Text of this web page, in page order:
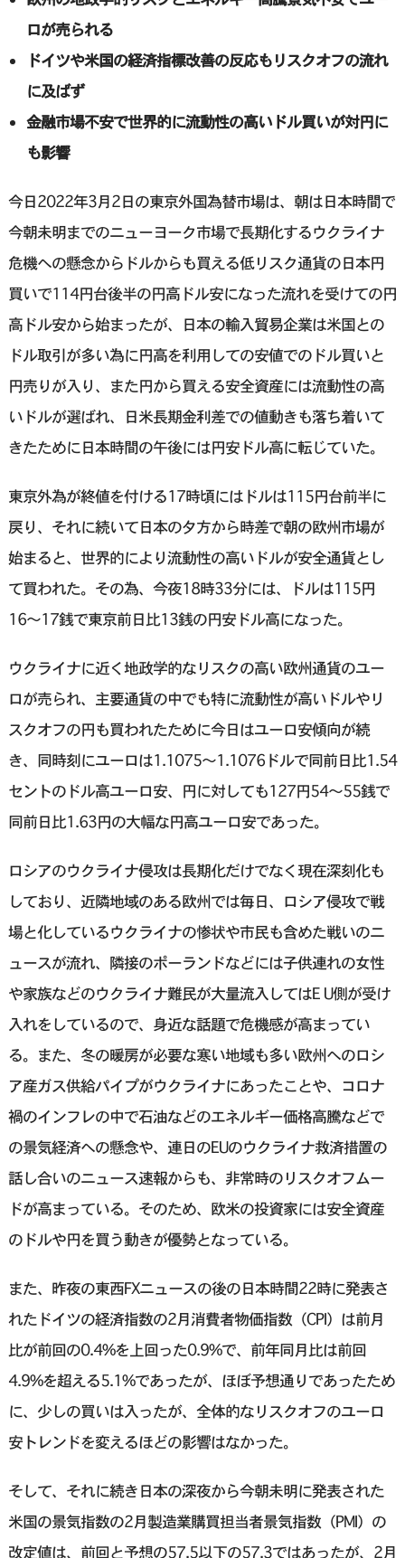
ロが売られる
ドイツや米国の経済指標改善の反応もリスクオフの流れ
に及ばず
金融市場不安で世界的に流動性の高いドル買いが対円に
も影響
今日2022年3月2日の東京外国為替市場は、朝は日本時間で
今朝未明までのニューヨーク市場で長期化するウクライナ
危機への懸念からドルからも買える低リスク通貨の日本円
買いで114円台後半の円高ドル安になった流れを受けての円
高ドル安から始まったが、日本の輸入貿易企業は米国との
ドル取引が多い為に円高を利用しての安値でのドル買いと
円売りが入り、また円から買える安全資産には流動性の高
いドルが選ばれ、日米長期金利差での値動きも落ち着いて
きたために日本時間の午後には円安ドル高に転じていた。
東京外為が終値を付ける17時頃にはドルは115円台前半に
戻り、それに続いて日本の夕方から時差で朝の欧州市場が
始まると、世界的により流動性の高いドルが安全通貨とし
て買われた。その為、今夜18時33分には、ドルは115円
16〜17銭で東京前日比13銭の円安ドル高になった。
ウクライナに近く地政学的なリスクの高い欧州通貨のユー
ロが売られ、主要通貨の中でも特に流動性が高いドルやリ
スクオフの円も買われたために今日はユーロ安傾向が続
き、同時刻にユーロは1.1075〜1.1076ドルで同前日比1.54
セントのドル高ユーロ安、円に対しても127円54〜55銭で
同前日比1.63円の大幅な円高ユーロ安であった。
ロシアのウクライナ侵攻は長期化だけでなく現在深刻化も
しており、近隣地域のある欧州では毎日、ロシア侵攻で戦
場と化しているウクライナの惨状や市民も含めた戦いのニ
ュースが流れ、隣接のポーランドなどには子供連れの女性
や家族などのウクライナ難民が大量流入してはE U側が受け
入れをしているので、身近な話題で危機感が高まってい
る。また、冬の暖房が必要な寒い地域も多い欧州へのロシ
ア産ガス供給パイプがウクライナにあったことや、コロナ
禍のインフレの中で石油などのエネルギー価格高騰などで
の景気経済への懸念や、連日のEUのウクライナ救済措置の
話し合いのニュース速報からも、非常時のリスクオフムー
ドが高まっている。そのため、欧米の投資家には安全資産
のドルや円を買う動きが優勢となっている。
また、昨夜の東西FXニュースの後の日本時間22時に発表さ
れたドイツの経済指数の2月消費者物価指数（CPI）は前月
比が前回の0.4%を上回った0.9%で、前年同月比は前回
4.9%を超える5.1%であったが、ほぼ予想通りであったため
に、少しの買いは入ったが、全体的なリスクオフのユーロ
安トレンドを変えるほどの影響はなかった。
そして、それに続き日本の深夜から今朝未明に発表された
米国の景気指数の2月製造業購買担当者景気指数（PMI）の
改定値は、前回と予想の57.5以下の57.3ではあったが、2月